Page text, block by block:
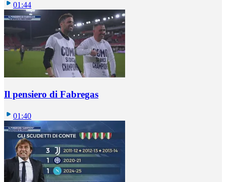
01:44
Il pensiero di Fabregas
01:40